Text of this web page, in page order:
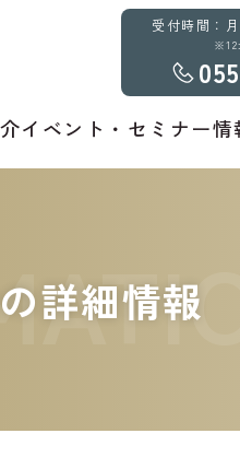
受付時間：
イベント・セミナー情
詳細情報